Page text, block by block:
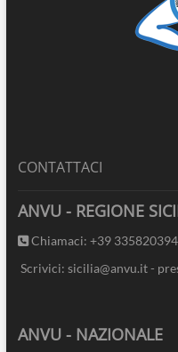
CONTATTACI
ANVU - REGIONE
Chiamaci: +39
Scrivici: sicilia@anvu.it -
ANVU - NAZIONALE